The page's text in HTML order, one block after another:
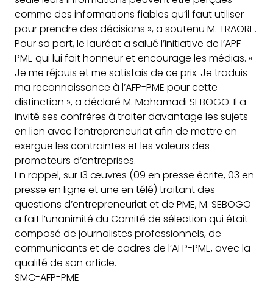
comme des informations fiables qu’il faut utiliser
pour prendre des décisions », a soutenu M. TRAORE.
Pour sa part, le lauréat a salué l’initiative de l’APF-
PME qui lui fait honneur et encourage les médias. «
Je me réjouis et me satisfais de ce prix. Je traduis
ma reconnaissance à l’AFP-PME pour cette
distinction », a déclaré M. Mahamadi SEBOGO. Il a
invité ses confrères à traiter davantage les sujets
en lien avec l’entrepreneuriat afin de mettre en
exergue les contraintes et les valeurs des
promoteurs d’entreprises.
En rappel, sur 13 œuvres (09 en presse écrite, 03 en
presse en ligne et une en télé) traitant des
questions d’entrepreneuriat et de PME, M. SEBOGO
a fait l’unanimité du Comité de sélection qui était
composé de journalistes professionnels, de
communicants et de cadres de l’AFP-PME, avec la
qualité de son article.
SMC-AFP-PME